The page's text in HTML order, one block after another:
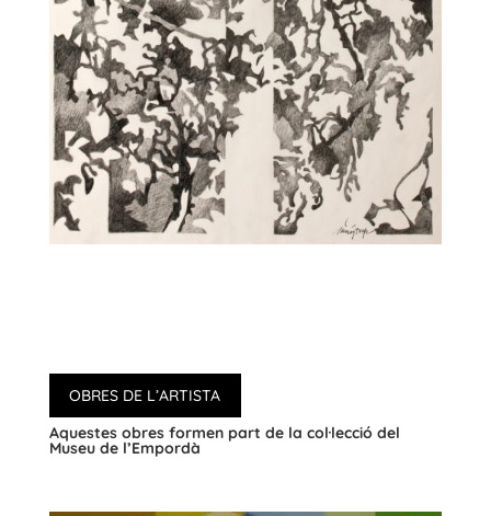
OBRES DE L’ARTISTA
Aquestes obres formen part de la col·lecció del
Museu de l’Empordà